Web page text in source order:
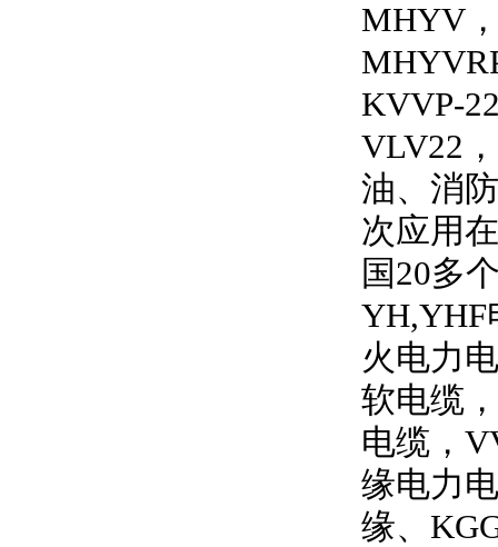
MHYV
KVVP-
VLV22 ，
油、消
次应用
国20多
YH,YHF
火电力
软电缆，
电缆，
缘电力
缘、